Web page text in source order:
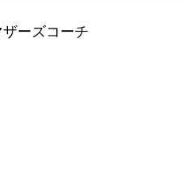
ーズコーチ